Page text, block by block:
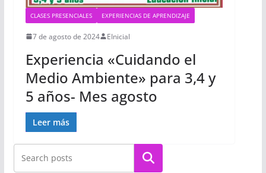
CLASES PRESENCIALES EXPERIENCIAS DE APRENDIZAJE
7 de agosto de 2024 EInicial
Experiencia «Cuidando el
Medio Ambiente» para 3,4 y
5 años- Mes agosto
Leer más
Buscar